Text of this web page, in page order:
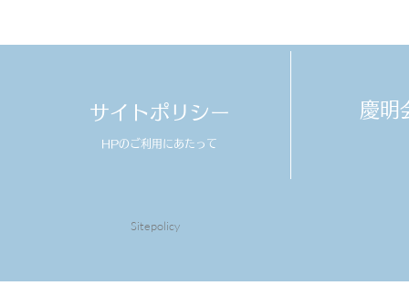
サイトポリシー
HPのご利用にあたって
慶明
Sitepolicy